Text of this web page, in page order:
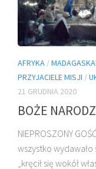
AFRYKA /
PRZYJACIELE MISJI /
21 GRUDNIA 2020
BOŻE
NIEPROSZONY
wszystko
„kręcił się wokół